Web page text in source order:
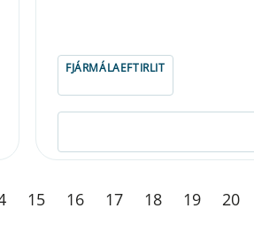
FJÁRMÁLAEFTIRLIT
15 16 17 18 19 20